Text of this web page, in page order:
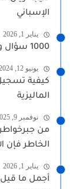
الإسباني
يناير 1, 2026
1000 سؤال وجواب معلومات عامة ثقافية علمية منوعة
يونيو 12, 2024
الماليزية
نوفمبر 9, 2025
من
الخاطر فإن
يناير 1, 2026
أجمل ما قيل